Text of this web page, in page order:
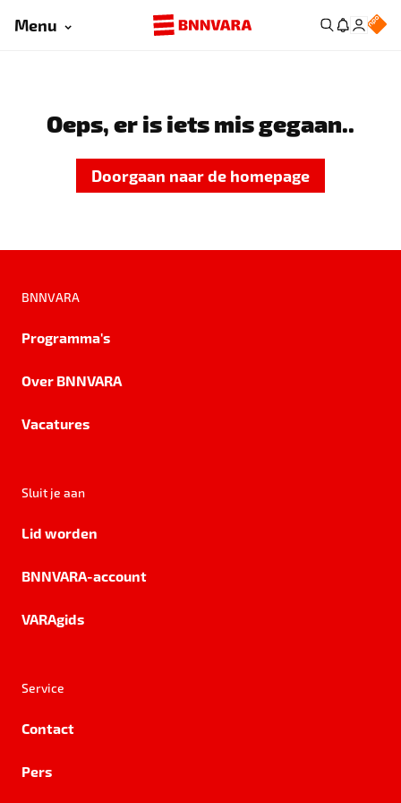
Menu
Oeps, er is iets mis gegaan..
Doorgaan naar de homepage
BNNVARA
Programma's
Over BNNVARA
Vacatures
Sluit je aan
Lid worden
BNNVARA-account
VARAgids
Service
Contact
Pers